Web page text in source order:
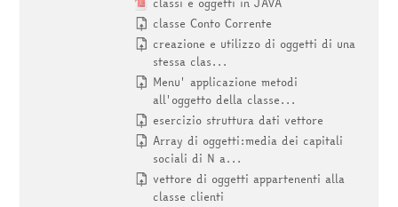
classe Conto Corrente
creazione e utilizzo di oggetti di una
stessa clas...
Menu' applicazione metodi
all'oggetto della classe...
esercizio struttura dati vettore
Array di oggetti:media dei capitali
sociali di N a...
vettore di oggetti appartenenti alla
classe clienti